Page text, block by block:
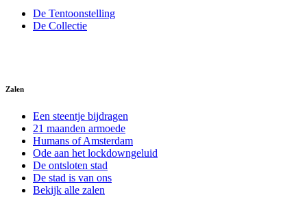
De Tentoonstelling
De Collectie
Zalen
Een steentje bijdragen
21 maanden armoede
Humans of Amsterdam
Ode aan het lockdowngeluid
De ontsloten stad
De stad is van ons
Bekijk alle zalen